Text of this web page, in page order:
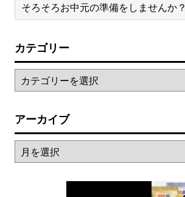
そろそろお中元の準備をしませんか？
カテゴリー
アーカイブ